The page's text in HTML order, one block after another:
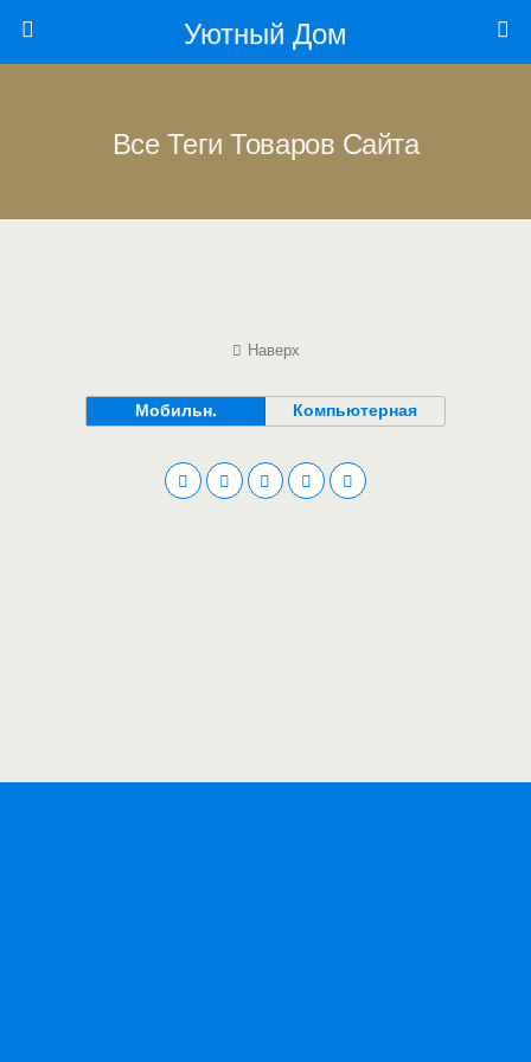
Уютный Дом
Все Теги Товаров Сайта
Наверх
Мобильн. Компьютерная